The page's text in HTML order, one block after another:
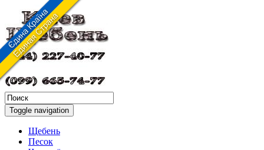
Toggle navigation
Щебень
Песок